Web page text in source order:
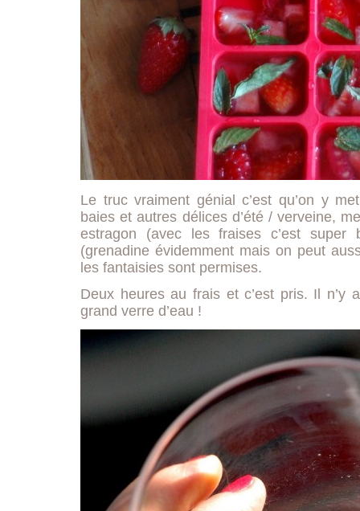
Le truc vraiment génial c’est qu’on y
baies et autres délices d’été / verveine,
estragon (avec les fraises c’est
(grenadine évidemment mais on peut
les fantaisies sont permises.
Deux heures au frais et c’est pris. Il n’y
grand verre d’eau !